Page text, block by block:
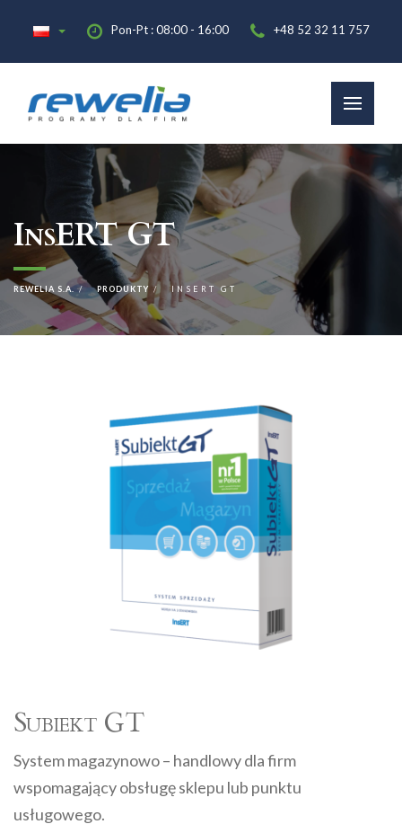
Pon-Pt : 08:00 - 16:00 +48 52 32 11 757
InsERT GT
REWELIA S.A. PRODUKTY INSERT GT
Subiekt GT
System magazynowo – handlowy dla firm
wspomagający obsługę sklepu lub punktu
usługowego.